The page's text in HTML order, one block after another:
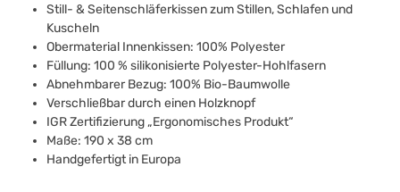
Still- & Seitenschläferkissen zum Stillen, Schlafen und
Kuscheln
Obermaterial Innenkissen: 100% Polyester
Füllung: 100 % silikonisierte Polyester-Hohlfasern
Abnehmbarer Bezug: 100% Bio-Baumwolle
Verschließbar durch einen Holzknopf
IGR Zertifizierung „Ergonomisches Produkt“
Maße: 190 x 38 cm
Handgefertigt in Europa